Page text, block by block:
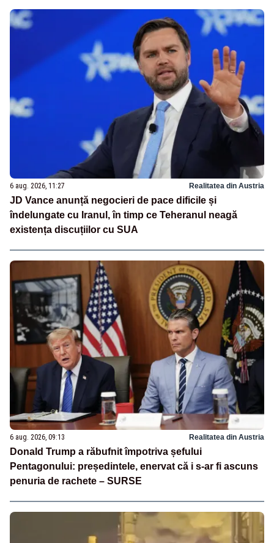
6 aug. 2026, 11:27 Realitatea din Austria
JD Vance anunță negocieri de pace dificile și
îndelungate cu Iranul, în timp ce Teheranul neagă
existența discuțiilor cu SUA
6 aug. 2026, 09:13 Realitatea din Austria
Donald Trump a răbufnit împotriva șefului
Pentagonului: președintele, enervat că i s-ar fi ascuns
penuria de rachete – SURSE